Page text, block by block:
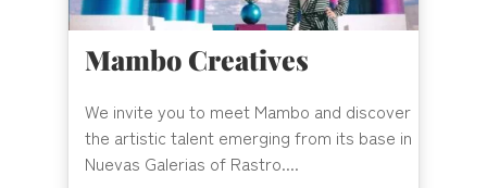
Mambo Creatives
We invite you to meet Mambo and discover
the artistic talent emerging from its base in
Nuevas Galerias of Rastro....